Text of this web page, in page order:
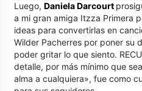
Luego,Daniela Darcourt
a mi gran amiga Itzza Primera
ideas para convertirlas en
Wilder Pacherres por poner su
poder gritar lo que siento.
detalle, por más mínimo que
alma a cualquiera», fue como